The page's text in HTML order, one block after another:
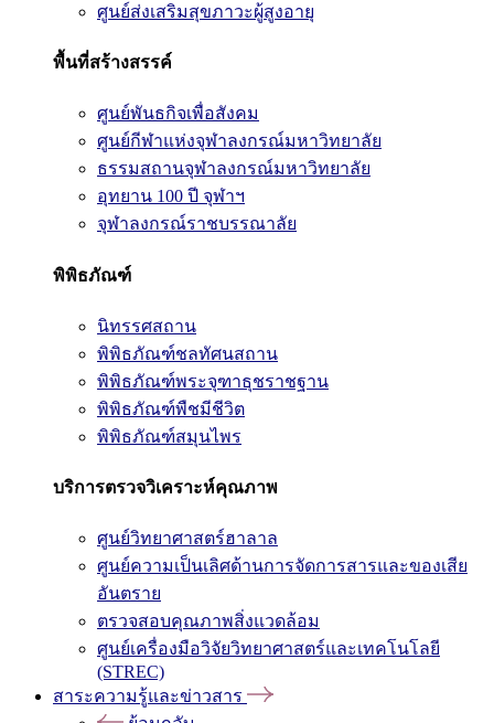
ศูนย์ส่งเสริมสุขภาวะผู้สูงอายุ
พื้นที่สร้างสรรค์
ศูนย์พันธกิจเพื่อสังคม
ศูนย์กีฬาแห่งจุฬาลงกรณ์มหาวิทยาลัย
ธรรมสถานจุฬาลงกรณ์มหาวิทยาลัย
อุทยาน 100 ปี จุฬาฯ
จุฬาลงกรณ์ราชบรรณาลัย
พิพิธภัณฑ์
นิทรรศสถาน
พิพิธภัณฑ์ชลทัศนสถาน
พิพิธภัณฑ์พระจุฑาธุชราชฐาน
พิพิธภัณฑ์พืชมีชีวิต
พิพิธภัณฑ์สมุนไพร
บริการตรวจวิเคราะห์คุณภาพ
ศูนย์วิทยาศาสตร์ฮาลาล
ศูนย์ความเป็นเลิศด้านการจัดการสารและของเสีย
อันตราย
ตรวจสอบคุณภาพสิ่งแวดล้อม
ศูนย์เครื่องมือวิจัยวิทยาศาสตร์และเทคโนโลยี
(STREC)
สาระความรู้และข่าวสาร